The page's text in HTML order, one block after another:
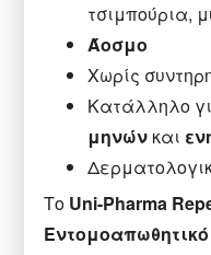
τσιμπούρια,
Άοσμο
Χωρίς
Κατάλληλο
μηνών και
Το Uni-Pharma